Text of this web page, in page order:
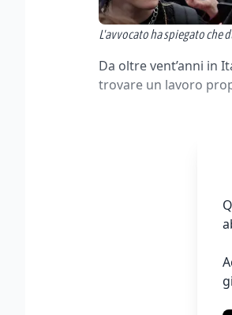
L'avvocato ha spiegato che
Da oltre vent’anni in
trovare un lavoro